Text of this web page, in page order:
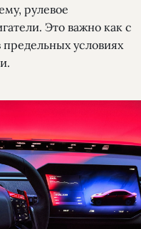
рулевое
Это важно как с
условиях